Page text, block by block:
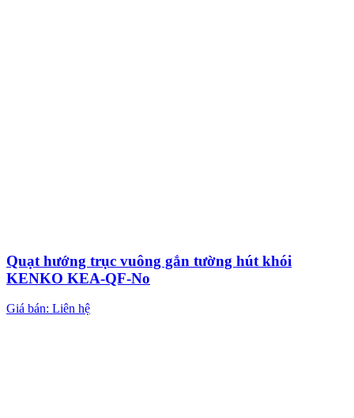
Quạt hướng trục vuông gắn tường hút khói
KENKO KEA-QF-No
Giá bán: Liên hệ